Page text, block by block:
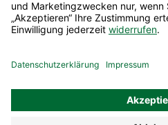
Informationen
Alle Preise inkl. gesetzl.